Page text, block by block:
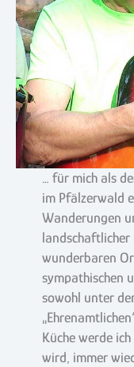
… für mich als
im Pfälzerwald
Wanderungen
wunderbaren
sympathischen
sowohl unter
Küche werde
wird, immer